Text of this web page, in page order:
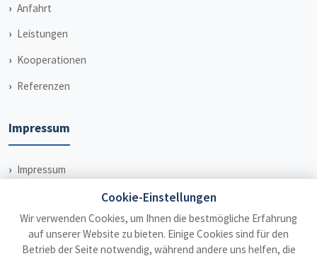
Anfahrt
Leistungen
Kooperationen
Referenzen
Impressum
Impressum
Haftungsausschluss
Cookie-Einstellungen
Wir verwenden Cookies, um Ihnen die bestmögliche Erfahrung
auf unserer Website zu bieten. Einige Cookies sind für den
Betrieb der Seite notwendig, während andere uns helfen, die